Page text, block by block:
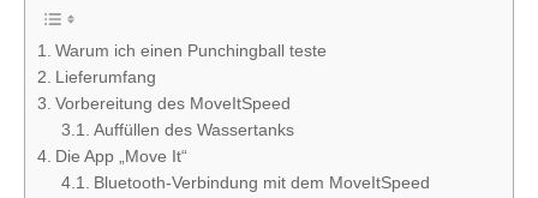
Warum ich einen Punchingball teste
Lieferumfang
Vorbereitung des MoveItSpeed
Auffüllen des Wassertanks
Die App „Move It“
Bluetooth-Verbindung mit dem MoveItSpeed